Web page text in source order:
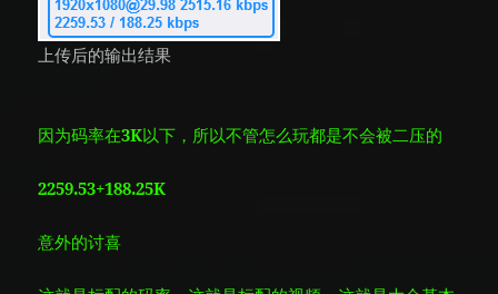
上传后的输出结果
因为码率在3K以下，所以不管怎么玩都是不会被二压的
2259.53+188.25K
意外的讨喜